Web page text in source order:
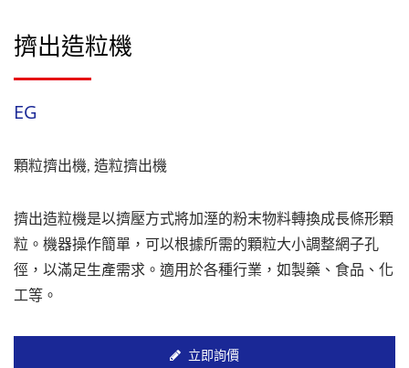
擠出造粒機
EG
顆粒擠出機, 造粒擠出機
擠出造粒機是以擠壓方式將加溼的粉末物料轉換成長條形顆
粒。機器操作簡單，可以根據所需的顆粒大小調整網子孔
徑，以滿足生產需求。適用於各種行業，如製藥、食品、化
工等。
立即詢價